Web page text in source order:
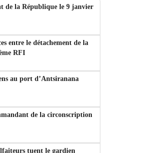
de la République le 9 janvier
entre le détachement de la
RFI
au port d’Antsiranana
de la circonscription
tuent le gardien